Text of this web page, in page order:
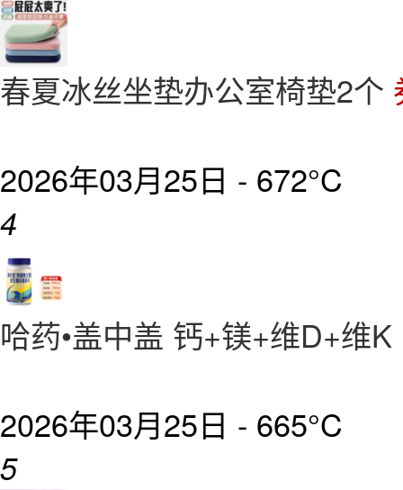
春夏冰丝坐垫办公室椅垫2个
2026年03月25日 - 672°C
4
哈药•盖中盖 钙+镁+维D+维
2026年03月25日 - 665°C
5